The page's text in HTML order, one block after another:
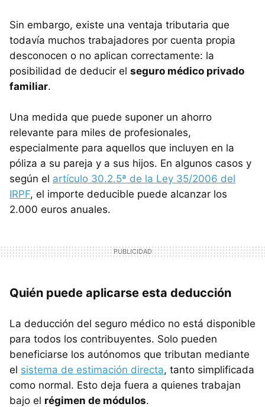
Sin embargo, existe una ventaja tributaria que
todavía muchos trabajadores por cuenta propia
desconocen o no aplican correctamente: la
posibilidad de deducir el seguro médico privado
familiar.
Una medida que puede suponer un ahorro
relevante para miles de profesionales,
especialmente para aquellos que incluyen en la
póliza a su pareja y a sus hijos. En algunos casos y
según el artículo 30.2.5ª de la Ley 35/2006 del
IRPF, el importe deducible puede alcanzar los
2.000 euros anuales.
Quién puede aplicarse esta deducción
La deducción del seguro médico no está disponible
para todos los contribuyentes. Solo pueden
beneficiarse los autónomos que tributan mediante
el sistema de estimación directa, tanto simplificada
como normal. Esto deja fuera a quienes trabajan
bajo el régimen de módulos.